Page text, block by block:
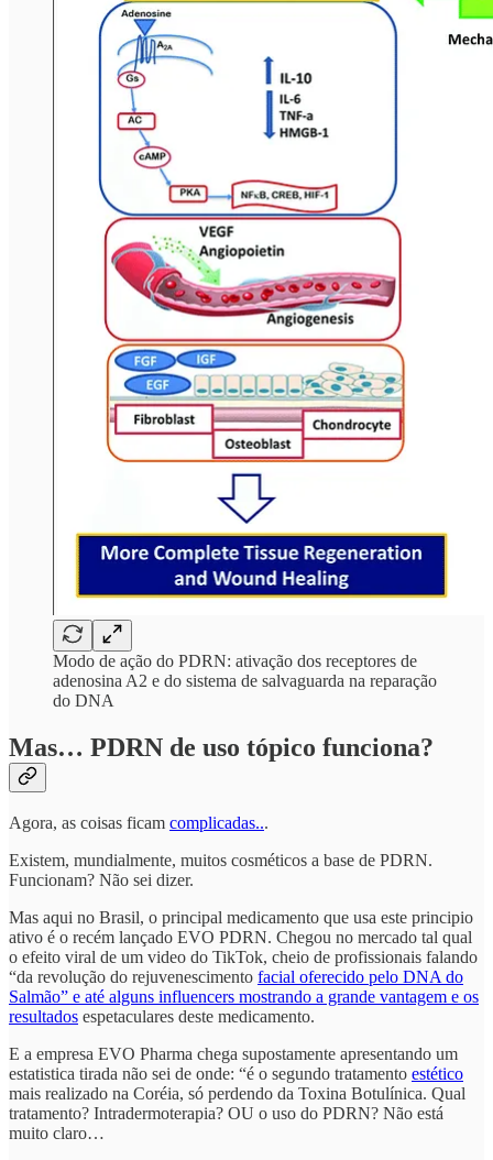
Modo de ação do PDRN: ativação dos receptores de
adenosina A2 e do sistema de salvaguarda na reparação
do DNA
Mas… PDRN de uso tópico funciona?
Agora, as coisas ficam complicadas...
Existem, mundialmente, muitos cosméticos a base de PDRN.
Funcionam? Não sei dizer.
Mas aqui no Brasil, o principal medicamento que usa este principio
ativo é o recém lançado EVO PDRN. Chegou no mercado tal qual
o efeito viral de um video do TikTok, cheio de profissionais falando
“da revolução do rejuvenescimento facial oferecido pelo DNA do
Salmão” e até alguns influencers mostrando a grande vantagem e os
resultados espetaculares deste medicamento.
E a empresa EVO Pharma chega supostamente apresentando um
estatistica tirada não sei de onde: “é o segundo tratamento estético
mais realizado na Coréia, só perdendo da Toxina Botulínica. Qual
tratamento? Intradermoterapia? OU o uso do PDRN? Não está
muito claro…